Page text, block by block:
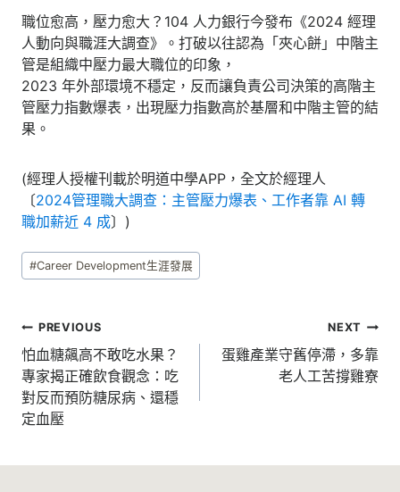
職位愈高，壓力愈大？104 人力銀行今發布《2024 經理
人動向與職涯大調查》。打破以往認為「夾心餅」中階主
管是組織中壓力最大職位的印象，
2023 年外部環境不穩定，反而讓負責公司決策的高階主
管壓力指數爆表，出現壓力指數高於基層和中階主管的結
果。
(經理人授權刊載於明道中學APP，全文於經理人
〔2024管理職大調查：主管壓力爆表、工作者靠 AI 轉
職加薪近 4 成〕)
Post
Tags:
#Career Development生涯發展
文
章
導
覽
PREVIOUS
怕血糖飆高不敢吃水果？
專家揭正確飲食觀念：吃
對反而預防糖尿病、還穩
定血壓
NEXT
蛋雞產業守舊停滯，多靠
老人工苦撐雞寮